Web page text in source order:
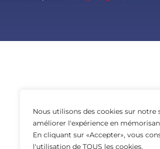
Nous utilisons des cookies sur notre
améliorer l'expérience en
En cliquant sur «Accepter», vous
l'utilisation de TOUS les cookies.